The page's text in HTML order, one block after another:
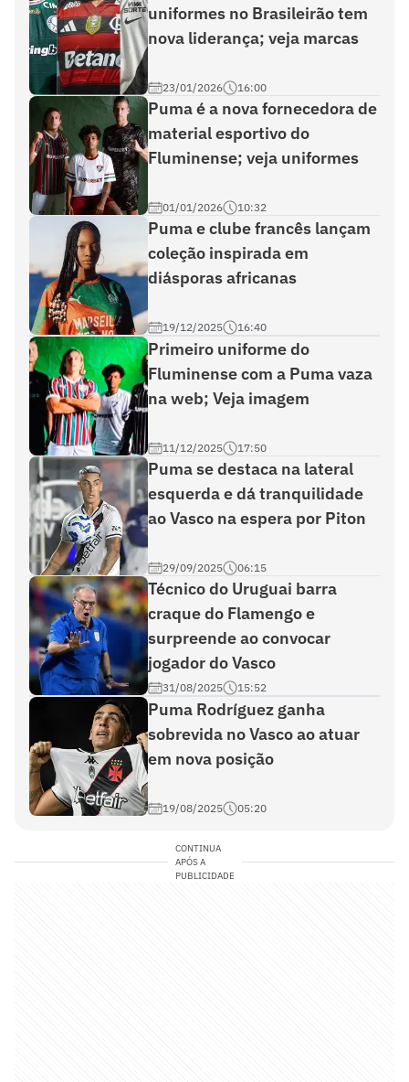
uniformes no Brasileirão tem
nova liderança; veja marcas
23/01/2026 16:00
Puma é a nova fornecedora de
material esportivo do
Fluminense; veja uniformes
01/01/2026 10:32
Puma e clube francês lançam
coleção inspirada em
diásporas africanas
19/12/2025 16:40
Primeiro uniforme do
Fluminense com a Puma vaza
na web; Veja imagem
11/12/2025 17:50
Puma se destaca na lateral
esquerda e dá tranquilidade
ao Vasco na espera por Piton
29/09/2025 06:15
Técnico do Uruguai barra
craque do Flamengo e
surpreende ao convocar
jogador do Vasco
31/08/2025 15:52
Puma Rodríguez ganha
sobrevida no Vasco ao atuar
em nova posição
19/08/2025 05:20
CONTINUA
APÓS A
PUBLICIDADE